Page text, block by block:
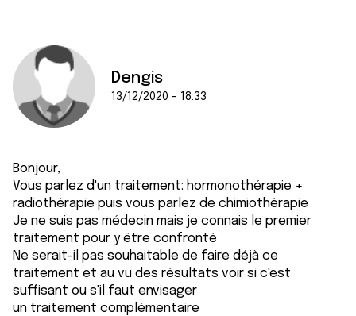
Dengis
13/12/2020 - 18:33
Bonjour,
Vous parlez d'un traitement: hormonothérapie +
radiothérapie puis vous parlez de chimiothérapie
Je ne suis pas médecin mais je connais le premier
traitement pour y être confronté
Ne serait-il pas souhaitable de faire déjà ce
traitement et au vu des résultats voir si c'est
suffisant ou s'il faut envisager
un traitement complémentaire